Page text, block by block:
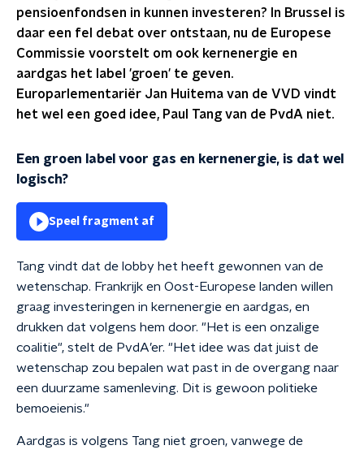
pensioenfondsen in kunnen investeren? In Brussel is
daar een fel debat over ontstaan, nu de Europese
Commissie voorstelt om ook kernenergie en
aardgas het label 'groen' te geven.
Europarlementariër Jan Huitema van de VVD vindt
het wel een goed idee, Paul Tang van de PvdA niet.
Een groen label voor gas en kernenergie, is dat wel
logisch?
Speel fragment af
Tang vindt dat de lobby het heeft gewonnen van de
wetenschap. Frankrijk en Oost-Europese landen willen
graag investeringen in kernenergie en aardgas, en
drukken dat volgens hem door. "Het is een onzalige
coalitie", stelt de PvdA’er. "Het idee was dat juist de
wetenschap zou bepalen wat past in de overgang naar
een duurzame samenleving. Dit is gewoon politieke
bemoeienis."
Aardgas is volgens Tang niet groen, vanwege de